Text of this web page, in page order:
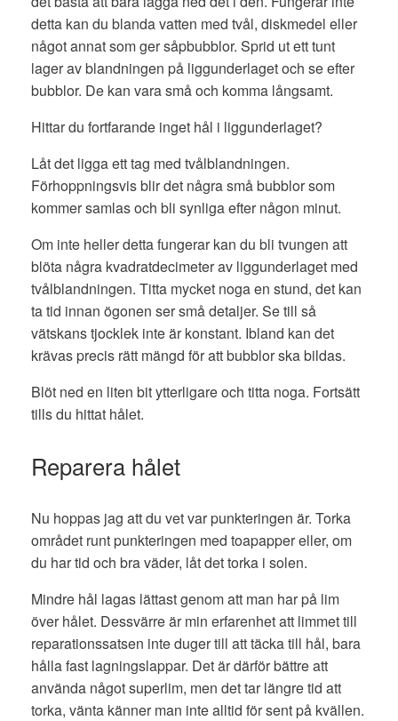
detta kan du blanda vatten med tvål, diskmedel eller
något annat som ger såpbubblor. Sprid ut ett tunt
lager av blandningen på liggunderlaget och se efter
bubblor. De kan vara små och komma långsamt.
Hittar du fortfarande inget hål i liggunderlaget?
Låt det ligga ett tag med tvålblandningen.
Förhoppningsvis blir det några små bubblor som
kommer samlas och bli synliga efter någon minut.
Om inte heller detta fungerar kan du bli tvungen att
blöta några kvadratdecimeter av liggunderlaget med
tvålblandningen. Titta mycket noga en stund, det kan
ta tid innan ögonen ser små detaljer. Se till så
vätskans tjocklek inte är konstant. Ibland kan det
krävas precis rätt mängd för att bubblor ska bildas.
Blöt ned en liten bit ytterligare och titta noga. Fortsätt
tills du hittat hålet.
Reparera hålet
Nu hoppas jag att du vet var punkteringen är. Torka
området runt punkteringen med toapapper eller, om
du har tid och bra väder, låt det torka i solen.
Mindre hål lagas lättast genom att man har på lim
över hålet. Dessvärre är min erfarenhet att limmet till
reparationssatsen inte duger till att täcka till hål, bara
hålla fast lagningslappar. Det är därför bättre att
använda något superlim, men det tar längre tid att
torka, vänta känner man inte alltid för sent på kvällen.